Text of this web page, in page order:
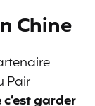
Chine
Pair
garder